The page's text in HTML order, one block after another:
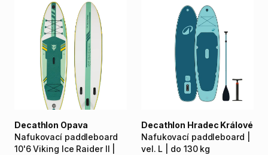
Nafukovací paddleboard
10'6 Viking Ice Raider II
Decathlon Opava
Nafukovací paddleboard
vel. L do 130 kg
Decathlon Hradec Králové